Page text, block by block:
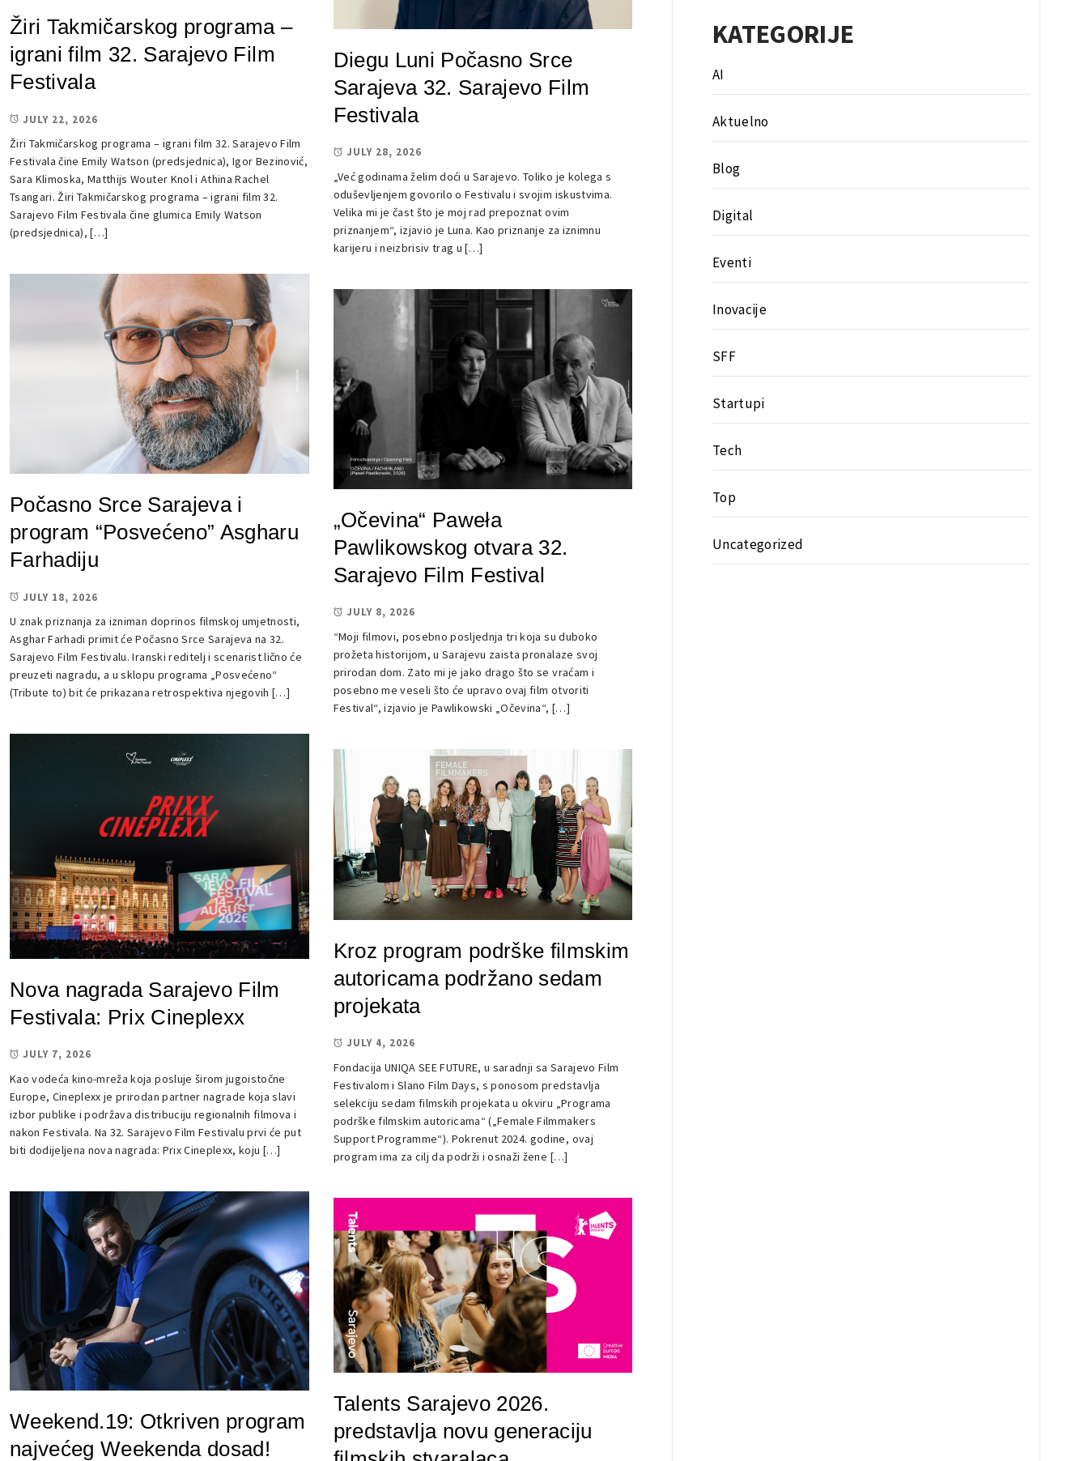
Diegu Luni Počasno Srce
Sarajeva 32. Sarajevo Film
Festivala
JULY 28, 2026
„Već godinama želim doći u Sarajevo. Toliko je kolega s
oduševljenjem govorilo o Festivalu i svojim iskustvima.
Velika mi je čast što je moj rad prepoznat ovim
priznanjem“, izjavio je Luna. Kao priznanje za iznimnu
karijeru i neizbrisiv trag u […]
Žiri Takmičarskog programa –
igrani film 32. Sarajevo Film
Festivala
JULY 22, 2026
Žiri Takmičarskog programa – igrani film 32. Sarajevo Film
Festivala čine Emily Watson (predsjednica), Igor Bezinović,
Sara Klimoska, Matthijs Wouter Knol i Athina Rachel
Tsangari. Žiri Takmičarskog programa – igrani film 32.
Sarajevo Film Festivala čine glumica Emily Watson
(predsjednica), […]
Počasno Srce Sarajeva i
program “Posvećeno” Asgharu
Farhadiju
JULY 18, 2026
U znak priznanja za izniman doprinos filmskoj umjetnosti,
Asghar Farhadi primit će Počasno Srce Sarajeva na 32.
Sarajevo Film Festivalu. Iranski reditelj i scenarist lično će
preuzeti nagradu, a u sklopu programa „Posvećeno“
(Tribute to) bit će prikazana retrospektiva njegovih […]
„Očevina“ Paweła
Pawlikowskog otvara 32.
Sarajevo Film Festival
JULY 8, 2026
“Moji filmovi, posebno posljednja tri koja su duboko
prožeta historijom, u Sarajevu zaista pronalaze svoj
prirodan dom. Zato mi je jako drago što se vraćam i
posebno me veseli što će upravo ovaj film otvoriti
Festival“, izjavio je Pawlikowski „Očevina“, […]
Nova nagrada Sarajevo Film
Festivala: Prix Cineplexx
JULY 7, 2026
Kao vodeća kino-mreža koja posluje širom jugoistočne
Europe, Cineplexx je prirodan partner nagrade koja slavi
izbor publike i podržava distribuciju regionalnih filmova i
nakon Festivala. Na 32. Sarajevo Film Festivalu prvi će put
biti dodijeljena nova nagrada: Prix Cineplexx, koju […]
Kroz program podrške filmskim
autoricama podržano sedam
projekata
JULY 4, 2026
Fondacija UNIQA SEE FUTURE, u saradnji sa Sarajevo Film
Festivalom i Slano Film Days, s ponosom predstavlja
selekciju sedam filmskih projekata u okviru „Programa
podrške filmskim autoricama“ („Female Filmmakers
Support Programme“). Pokrenut 2024. godine, ovaj
program ima za cilj da podrži i osnaži žene […]
Weekend.19: Otkriven program
najvećeg Weekenda dosad!
Talents Sarajevo 2026.
predstavlja novu generaciju
KATEGORIJE
AI
Aktuelno
Blog
Digital
Eventi
Inovacije
SFF
Startupi
Tech
Top
Uncategorized